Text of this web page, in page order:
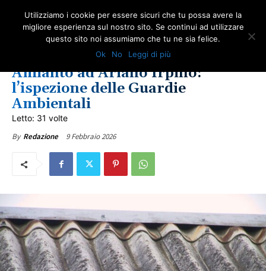
ULTIME NOTIZIE
Amianto ad Ariano Irpino:
l’ispezione delle Guardie
Ambientali
Letto: 31 volte
By Redazione 9 Febbraio 2026
Utilizziamo i cookie per essere sicuri che tu possa avere la
migliore esperienza sul nostro sito. Se continui ad utilizzare
questo sito noi assumiamo che tu ne sia felice.
Ok
No Leggi di più